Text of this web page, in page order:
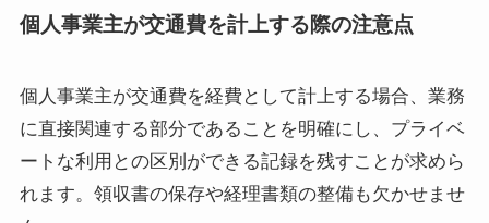
個人事業主が交通費を計上する際の注意点
個人事業主が交通費を経費として計上する場合、業務
に直接関連する部分であることを明確にし、プライベ
ートな利用との区別ができる記録を残すことが求めら
れます。領収書の保存や経理書類の整備も欠かせませ